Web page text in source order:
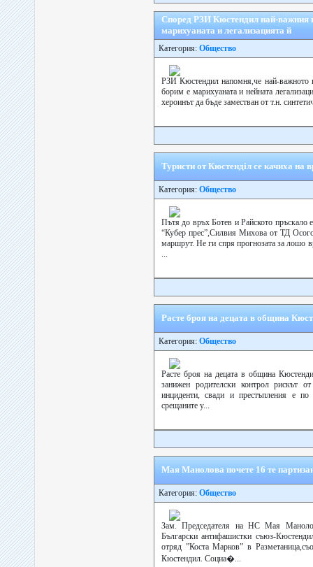
Според РЗИ Кюстендил най-важния
марихуаната и легализацията й
Категория: Общество
РЗИ Кюстендил напомня,че най-важното
борим е марихуаната и нейната
хероинът да бъде заместван от т.н.
Туристи от Кюстендiл се качиха на
Категория: Общество
Пътя до връх Ботев и Райското пръскало
“Кубер прес”,Силвия Михова от ТД
маршрут. Не ги спря прогнозата за лошо
...
Расте броя на децата в община
Категория: Общество
Расте броя на децата в община
занижен родителски контрол рискът
инциденти, свади и престъпления е по
срещаните у...
Мая Манолова почете 16 те
Категория: Общество
Зам. Председателя на НС Мая
Български антифашистки съюз-
отряд ”Коста Марков” в
Кюстендил. Социа�...